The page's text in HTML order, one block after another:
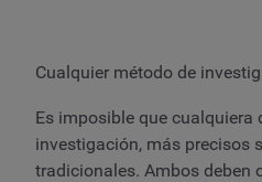
Cualquier método de
Es imposible que
investigación, más precisos
tradicionales. Ambos deben